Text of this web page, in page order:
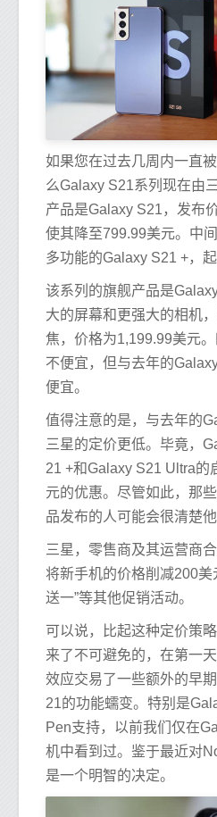
如果您在过去几周内一直
么Galaxy S21系列现在由
产品是Galaxy S21，发布
使其降至799.99美元。中
多功能的Galaxy S21 +，
该系列的旗舰产品是
大的屏幕和更强大的相机
焦，价格为1,199.99美元
不便宜，但与去年的
便宜。
值得注意的是，与去年的
三星的定价更低。毕竟，
21 +和Galaxy S21 Ultra的
元的优惠。尽管如此，那
品发布的人可能会很清楚
三星，零售商及其运营商
将新手机的价格削减200美
送一”等其他促销活动。
可以说，比起这种定价策
来了不可避免的，在第一
效应交易了一些额外的早
21的功能蠕变。特别是
Pen支持，以前我们仅在
机中看到过。鉴于最近对
是一个明智的决定。